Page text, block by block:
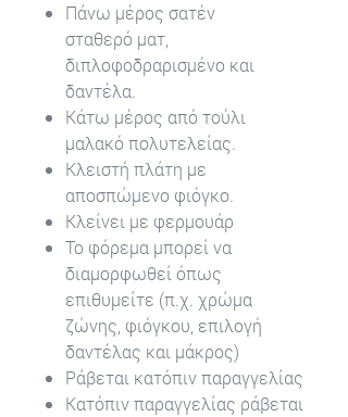
Πάνω μέρος σατέν
σταθερό ματ,
διπλοφοδραρισμένο και
δαντέλα.
Κάτω μέρος από τούλι
μαλακό πολυτελείας.
Κλειστή πλάτη με
αποσπώμενο φιόγκο.
Κλείνει με φερμουάρ
Το φόρεμα μπορεί να
διαμορφωθεί όπως
επιθυμείτε (π.χ. χρώμα
ζώνης, φιόγκου, επιλογή
δαντέλας και μάκρος)
Ράβεται κατόπιν παραγγελίας
Κατόπιν παραγγελίας ράβεται